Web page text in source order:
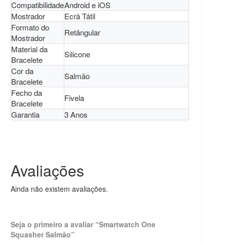
CompatibilidadeAndroid e iOS
Mostrador
Ecrã Tátil
Formato do
Mostrador
Retângular
Material da
Bracelete
Silicone
Cor da
Bracelete
Salmão
Fecho da
Bracelete
Fivela
Garantia
3 Anos
Avaliações
Ainda não existem avaliações.
Seja o primeiro a avaliar “Smartwatch One
Squasher Salmão”